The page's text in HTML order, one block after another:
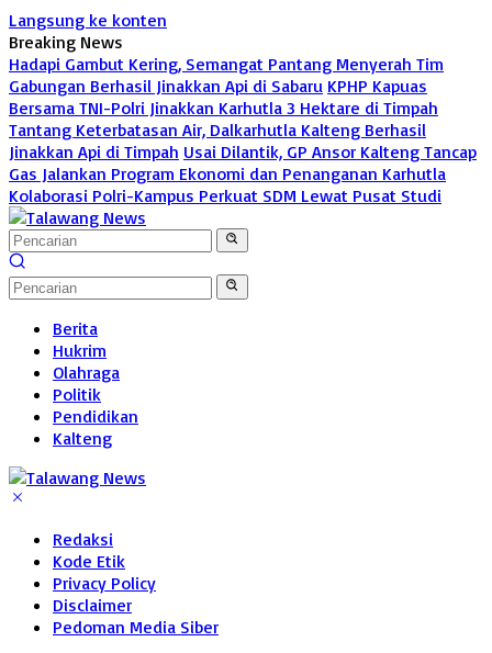
Langsung ke konten
Breaking News
Hadapi Gambut Kering, Semangat Pantang Menyerah Tim
Gabungan Berhasil Jinakkan Api di Sabaru KPHP Kapuas
Bersama TNI-Polri Jinakkan Karhutla 3 Hektare di Timpah
Tantang Keterbatasan Air, Dalkarhutla Kalteng Berhasil
Jinakkan Api di Timpah Usai Dilantik, GP Ansor Kalteng Tancap
Gas Jalankan Program Ekonomi dan Penanganan Karhutla
Kolaborasi Polri-Kampus Perkuat SDM Lewat Pusat Studi
Berita
Hukrim
Olahraga
Politik
Pendidikan
Kalteng
Redaksi
Kode Etik
Privacy Policy
Disclaimer
Pedoman Media Siber